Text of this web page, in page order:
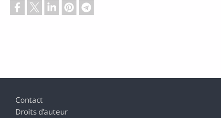
Pied de page
Contact
Droits d'auteur